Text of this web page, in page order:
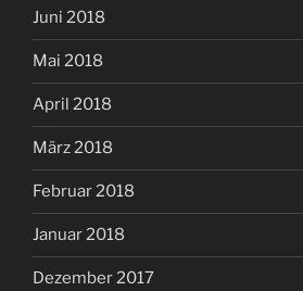
Juni 2018
Mai 2018
April 2018
März 2018
Februar 2018
Januar 2018
Dezember 2017